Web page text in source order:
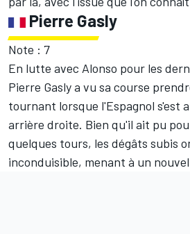
Pierre Gasly
Note : 7
En lutte avec Alonso pour les
Pierre Gasly a vu sa course
tournant lorsque l'Espagnol s'est
arrière droite. Bien qu'il ait pu
quelques tours, les dégâts subis
inconduisible, menant à un